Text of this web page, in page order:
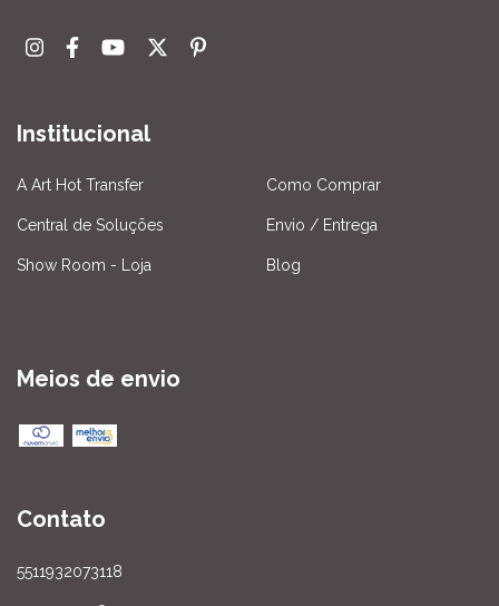
Institucional
A Art Hot Transfer Como Comprar
Central de Soluções Envio / Entrega
Show Room - Loja Blog
Meios de envio
Contato
5511932073118